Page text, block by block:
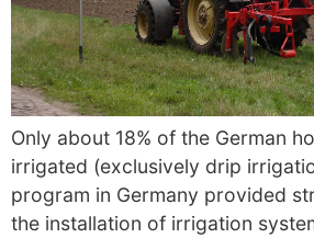
Only about 18% of the German
irrigated (exclusively drip
program in Germany provided
the installation of irrigation